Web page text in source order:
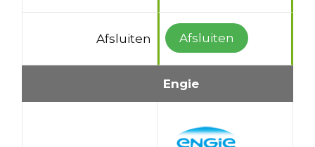
Afsluiten Afsluiten
Engie